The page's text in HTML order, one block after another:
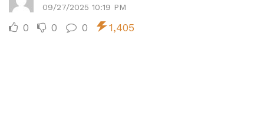
09/27/2025 10:19 PM
0 0 0 1,405